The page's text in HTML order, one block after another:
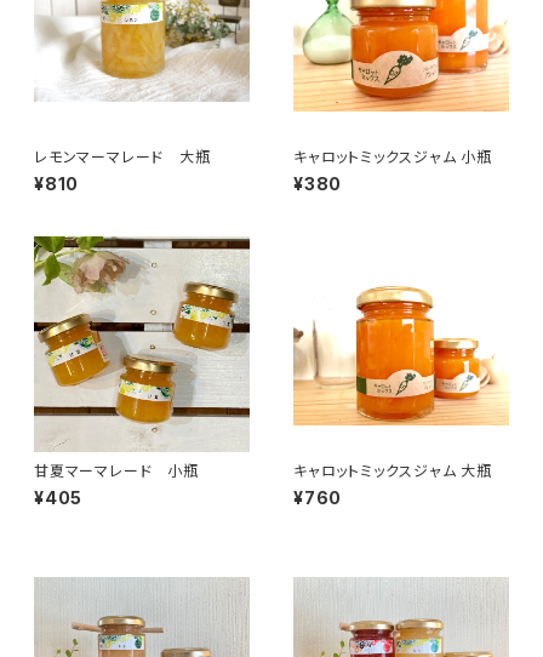
レモンマーマレード 大瓶
¥810
キャロットミックスジャム 小瓶
¥380
甘夏マーマレード 小瓶
¥405
キャロットミックスジャム 大瓶
¥760